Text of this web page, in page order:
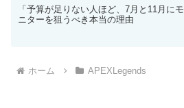
「予算が足りない人ほど、7月と11月にモ
ニターを狙うべき本当の理由
ホーム APEXLegends